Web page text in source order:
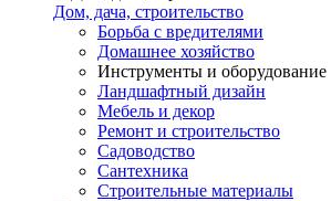
Дом, дача, строительство
Борьба с вредителями
Домашнее хозяйство
Инструменты и оборудование
Ландшафтный дизайн
Мебель и декор
Ремонт и строительство
Садоводство
Сантехника
Строительные материалы